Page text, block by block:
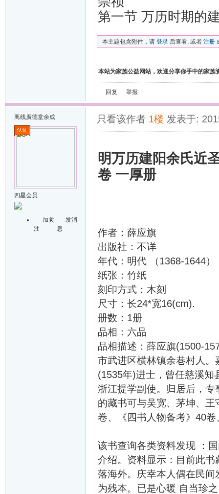
第一节 万历时期的
本主题包含附件，请 登录 后查看, 或者 注册
本站为家族公益网站，欢迎分享你手中的家
回复 举报
离线廣德堂余成
四星会员
加关
注
发消
息
只看该作者 1楼 发表于:
明万历建阳余氏近
卷 一厚册
作者：薛应旗
出版社：不详
年代：明代 （1368-1644）
纸张：竹纸
刻印方式：木刻
尺寸：长24*宽16(cm).
册数：1册
品相：六品
品相描述：薛应旗(1500-
市武进区横林镇余巷村人。
(1535年)进士，曾任慈溪知
浙江提学副使。归居后，
的藏书可与吴宽、茅坤、
卷、《四书人物备考》40
该书查询各类资料发现 ：
介绍。资料显示：目前此
落海外。庆幸本人偶在民
为残本。已是心暖 自当珍